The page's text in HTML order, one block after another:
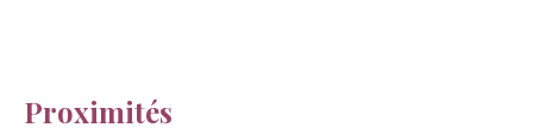
Proximités